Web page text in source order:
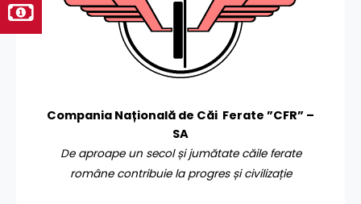
Compania Națională de Căi Ferate ”CFR” –
SA
De aproape un secol și jumătate căile ferate
române contribuie la progres și civilizație